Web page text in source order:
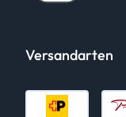
Versandarten